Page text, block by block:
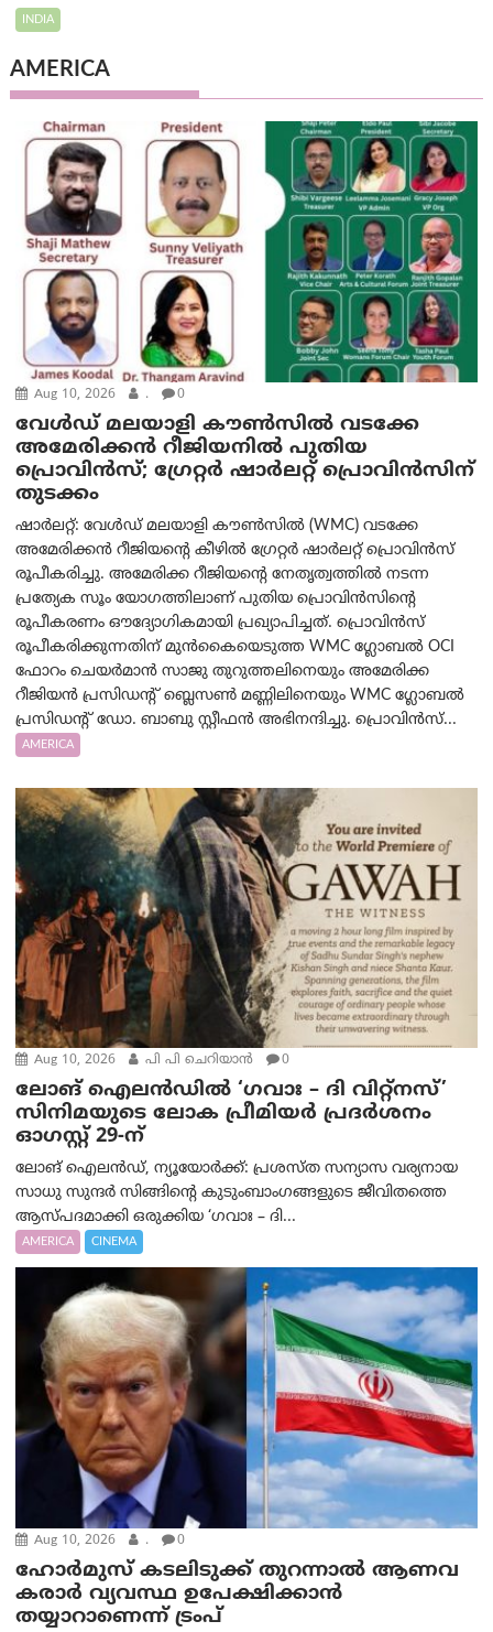
INDIA
AMERICA
Aug 10, 2026 . 0
വേൾഡ് മലയാളി കൗൺസിൽ വടക്കേ
അമേരിക്കൻ റീജിയനിൽ പുതിയ
പ്രൊവിൻസ്; ഗ്രേറ്റർ ഷാർലറ്റ് പ്രൊവിൻസിന്
തുടക്കം
ഷാർലറ്റ്: വേൾഡ് മലയാളി കൗൺസിൽ (WMC) വടക്കേ
അമേരിക്കൻ റീജിയന്റെ കീഴിൽ ഗ്രേറ്റർ ഷാർലറ്റ് പ്രൊവിൻസ്
രൂപീകരിച്ചു. അമേരിക്ക റീജിയന്റെ നേതൃത്വത്തിൽ നടന്ന
പ്രത്യേക സൂം യോഗത്തിലാണ് പുതിയ പ്രൊവിൻസിന്റെ
രൂപീകരണം ഔദ്യോഗികമായി പ്രഖ്യാപിച്ചത്. പ്രൊവിൻസ്
രൂപീകരിക്കുന്നതിന് മുൻകൈയെടുത്ത WMC ഗ്ലോബൽ OCI
ഫോറം ചെയർമാൻ സാജു തുറുത്തലിനെയും അമേരിക്ക
റീജിയൻ പ്രസിഡന്റ് ബ്ലെസൺ മണ്ണിലിനെയും WMC ഗ്ലോബൽ
പ്രസിഡന്റ് ഡോ. ബാബു സ്റ്റീഫൻ അഭിനന്ദിച്ചു. പ്രൊവിൻസ്...
AMERICA
Aug 10, 2026 പി പി ചെറിയാൻ 0
ലോങ് ഐലൻഡിൽ ‘ഗവാഃ – ദി വിറ്റ്‌നസ്’
സിനിമയുടെ ലോക പ്രീമിയർ പ്രദർശനം
ഓഗസ്റ്റ് 29-ന്
ലോങ് ഐലൻഡ്, ന്യൂയോർക്ക്: പ്രശസ്ത സന്യാസ വര്യനായ
സാധു സുന്ദർ സിങ്ങിന്റെ കുടുംബാംഗങ്ങളുടെ ജീവിതത്തെ
ആസ്പദമാക്കി ഒരുക്കിയ ‘ഗവാഃ – ദി...
AMERICA CINEMA
Aug 10, 2026 . 0
ഹോർമുസ് കടലിടുക്ക് തുറന്നാൽ ആണവ
കരാർ വ്യവസ്ഥ ഉപേക്ഷിക്കാൻ
തയ്യാറാണെന്ന് ട്രം‌പ്